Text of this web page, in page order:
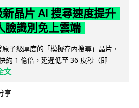
晶片 AI 搜尋速度提升
臉識別免上雲端
子級厚度的「模擬存內搜尋」晶片，
約 1 億倍，延遲低至 36 皮秒（即
文
享